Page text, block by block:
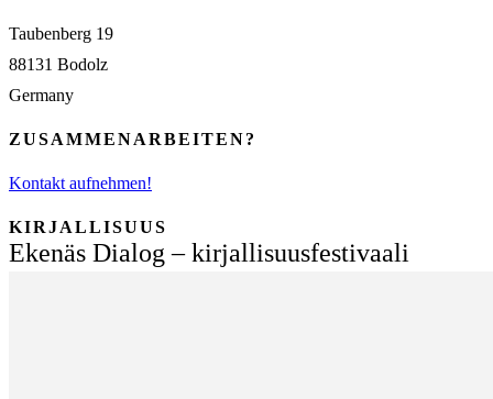
Taubenberg 19
88131 Bodolz
Germany
ZUSAMMENARBEITEN?
Kontakt aufnehmen!
KIRJALLISUUS
Ekenäs Dialog – kirjallisuusfestivaali